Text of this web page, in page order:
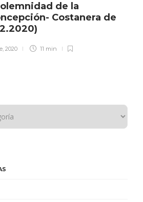
de la
Costanera de
2020 11 min